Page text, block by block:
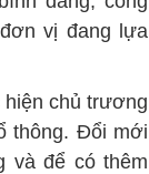
vị đang lựa
chủ trương
thông. Đổi mới
và để có thêm